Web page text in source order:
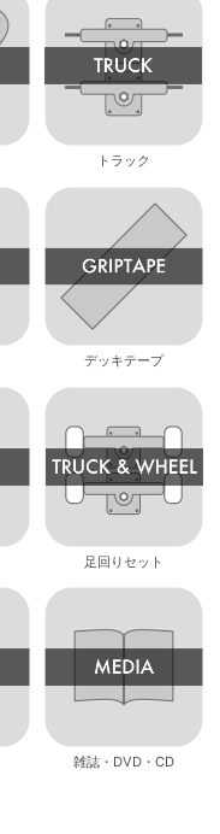
トラック
デッキテープ
足回りセット
雑誌・DVD・CD